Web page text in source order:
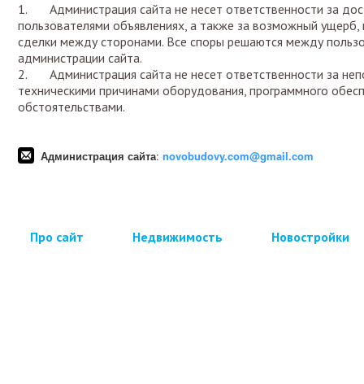
1. Администрация сайта не несет ответственности за
пользователями объявлениях, а также за возможный ущерб,
сделки между сторонами. Все споры решаются между
администрации сайта.
2. Администрация сайта не несет ответственности за
техническими причинами оборудования, программного
обстоятельствами.
Администрация сайта: novobudovy.com@gmail.com
Про сайт Недвижимость Новостройки